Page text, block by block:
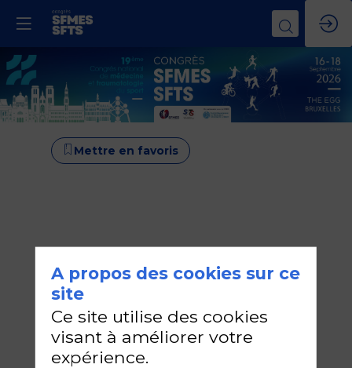
Mettre en favoris
A propos des cookies sur ce
site
Ce site utilise des cookies
visant à améliorer votre
expérience.